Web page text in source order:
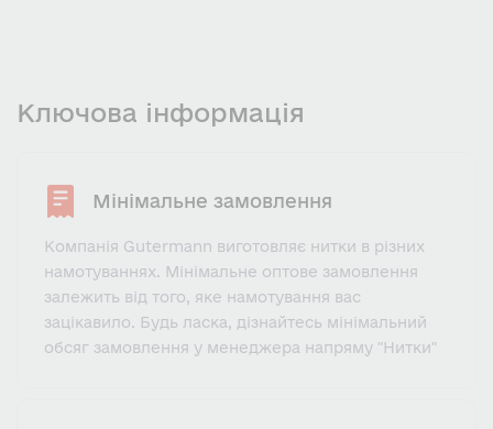
Ключова інформація
Мінімальне замовлення
Компанія Gutermann виготовляє нитки в різних
намотуваннях. Мінімальне оптове замовлення
залежить від того, яке намотування вас
зацікавило. Будь ласка, дізнайтесь мінімальний
обсяг замовлення у менеджера напряму "Нитки"